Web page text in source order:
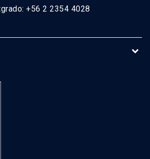
+56 2 2354 4028